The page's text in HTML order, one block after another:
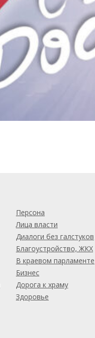
Персона
Лица власти
Диалоги без галстуков
Благоустройство, ЖКХ
В краевом парламенте
Бизнес
Дорога к храму
Здоровье